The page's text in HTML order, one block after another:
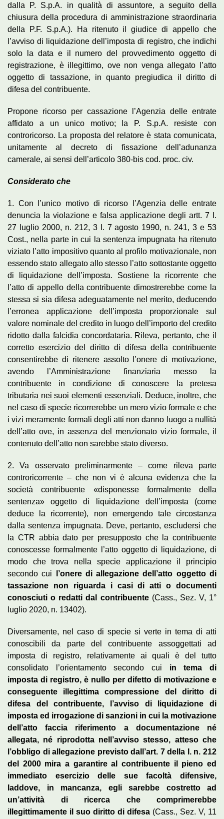
dalla P. S.p.A. in qualità di assuntore, a seguito della
chiusura della procedura di amministrazione straordinaria
della P.F. S.p.A.). Ha ritenuto il giudice di appello che
l’avviso di liquidazione dell’imposta di registro, che indichi
solo la data e il numero del provvedimento oggetto di
registrazione, è illegittimo, ove non venga allegato l’atto
oggetto di tassazione, in quanto pregiudica il diritto di
difesa del contribuente.
Propone ricorso per cassazione l’Agenzia delle entrate
affidato a un unico motivo; la P. S.p.A. resiste con
controricorso. La proposta del relatore è stata comunicata,
unitamente al decreto di fissazione dell’adunanza
camerale, ai sensi dell’articolo 380-bis cod. proc. civ.
Considerato che
1. Con l’unico motivo di ricorso l’Agenzia delle entrate
denuncia la violazione e falsa applicazione degli artt. 7 I.
27 luglio 2000, n. 212, 3 I. 7 agosto 1990, n. 241, 3 e 53
Cost., nella parte in cui la sentenza impugnata ha ritenuto
viziato l’atto impositivo quanto al profilo motivazionale, non
essendo stato allegato allo stesso l’atto sottostante oggetto
di liquidazione dell’imposta. Sostiene la ricorrente che
l’atto di appello della contribuente dimostrerebbe come la
stessa si sia difesa adeguatamente nel merito, deducendo
l’erronea applicazione dell’imposta proporzionale sul
valore nominale del credito in luogo dell’importo del credito
ridotto dalla falcidia concordataria. Rileva, pertanto, che il
corretto esercizio del diritto di difesa della contribuente
consentirebbe di ritenere assolto l’onere di motivazione,
avendo l’Amministrazione finanziaria messo la
contribuente in condizione di conoscere la pretesa
tributaria nei suoi elementi essenziali. Deduce, inoltre, che
nel caso di specie ricorrerebbe un mero vizio formale e che
i vizi meramente formali degli atti non danno luogo a nullità
dell’atto ove, in assenza del menzionato vizio formale, il
contenuto dell’atto non sarebbe stato diverso.
2. Va osservato preliminarmente – come rileva parte
controricorrente – che non vi è alcuna evidenza che la
società contribuente «disponesse formalmente della
sentenza» oggetto di liquidazione dell’imposta (come
deduce la ricorrente), non emergendo tale circostanza
dalla sentenza impugnata. Deve, pertanto, escludersi che
la CTR abbia dato per presupposto che la contribuente
conoscesse formalmente l’atto oggetto di liquidazione, di
modo che trova nella specie applicazione il principio
secondo cui
l’onere di allegazione dell’atto oggetto di
tassazione non riguarda i casi di atti o documenti
conosciuti o redatti dal contribuente(Cass., Sez. V, 1°
luglio 2020, n. 13402).
Diversamente, nel caso di specie si verte in tema di atti
conoscibili da parte del contribuente assoggettati ad
imposta di registro, relativamente ai quali è del tutto
consolidato l’orientamento secondo cui in tema di
imposta di registro, è nullo per difetto di motivazione e
conseguente illegittima compressione del diritto di
difesa del contribuente, l’avviso di liquidazione di
imposta ed irrogazione di sanzioni in cui la motivazione
dell’atto faccia riferimento a documentazione né
allegata, né riprodotta nell’avviso stesso, atteso che
l’obbligo di allegazione previsto dall’art. 7 della l. n. 212
del 2000 mira a garantire al contribuente il pieno ed
immediato esercizio delle sue facoltà difensive,
laddove, in mancanza, egli sarebbe costretto ad
un’attività di ricerca che comprimerebbe
illegittimamente il suo diritto di difesa (Cass., Sez. V, 11